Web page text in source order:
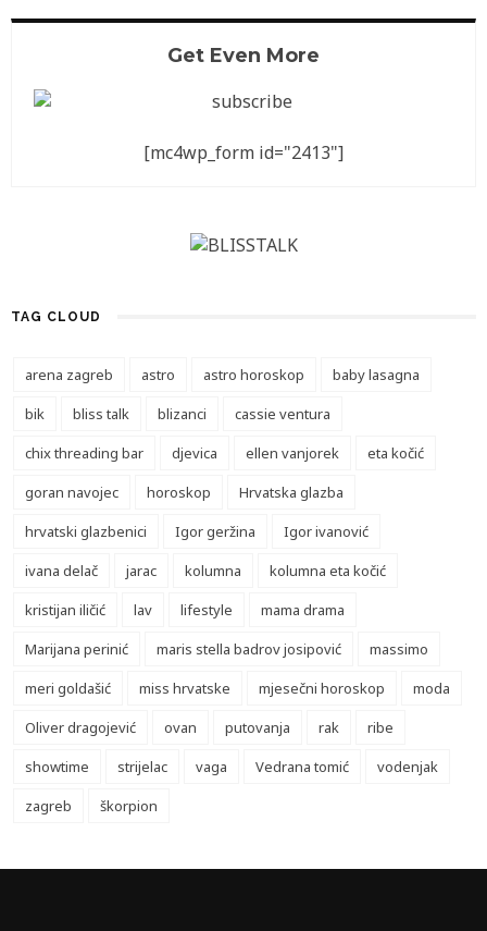
Get Even More
[mc4wp_form id="2413"]
TAG CLOUD
arena zagreb astro astro horoskop
baby lasagna
bik
bliss talk blizanci
cassie ventura
chix threading bar
djevica ellen vanjorek
eta kočić
goran navojec
horoskop
Hrvatska glazba
hrvatski glazbenici
Igor geržina
Igor ivanović
ivana delač
jarac kolumna
kolumna eta kočić
kristijan iličić
lav lifestyle
mama drama
Marijana perinić
maris stella badrov josipović
massimo
meri goldašić
miss hrvatske mjesečni horoskop
moda
Oliver dragojević
ovan putovanja rak
ribe
showtime
strijelac vaga Vedrana tomić
vodenjak
zagreb
škorpion